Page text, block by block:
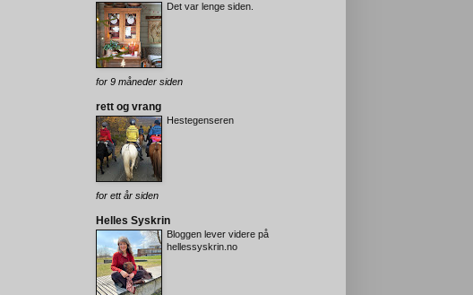
Det var lenge siden.
for 9 måneder siden
rett og vrang
Hestegenseren
for ett år siden
Helles Syskrin
Bloggen lever videre på
hellessyskrin.no